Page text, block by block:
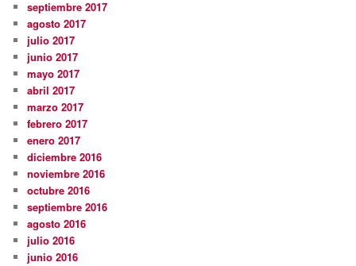
septiembre 2017
agosto 2017
julio 2017
junio 2017
mayo 2017
abril 2017
marzo 2017
febrero 2017
enero 2017
diciembre 2016
noviembre 2016
octubre 2016
septiembre 2016
agosto 2016
julio 2016
junio 2016